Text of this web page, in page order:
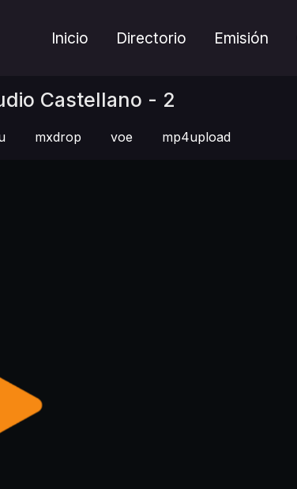
Inicio Directorio Emisión
Castellano - 2
mxdrop voe mp4upload